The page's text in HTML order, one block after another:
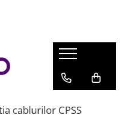
cablurilor CPSS